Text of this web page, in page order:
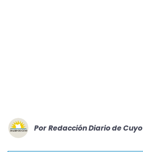
Por Redacción Diario de Cuyo